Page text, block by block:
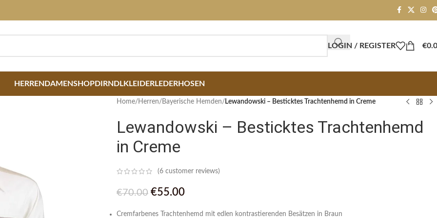
LOGIN / REGISTER €
HERREN DAMENSHOPDIRNDLKLEIDERLEDERHOSEN
Home/ Herren/ Bayerische Hemden​/ Lewandowski – Besticktes Trachtenhemd in Creme
Lewandowski – Besticktes Trachtenhemd
in Creme
(6 customer reviews)
€70.00 €55.00
Cremfarbenes Trachtenhemd mit edlen kontrastierenden Besätzen in Braun